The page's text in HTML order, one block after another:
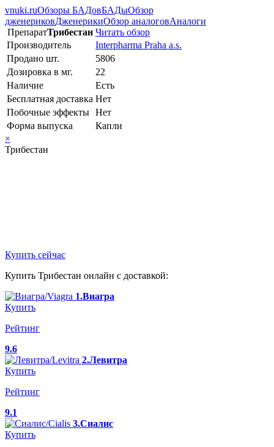
vnuki.ruОбзоры БАДовБАДыОбзор
дженериковДженерикиОбзор аналоговАналоги
ПрепаратТрибестан Читать обзор
Производитель
Interpharma Praha a.s.
Продано шт.
5806
Дозировка в мг.
22
Наличие
Есть
Бесплатная доставка Нет
Побочные эффекты Нет
Форма выпуска
Капли
×
Трибестан
Купить сейчас
Купить Трибестан онлайн с доставкой:
1.Виагра
Купить
Рейтинг
9.6
2.Левитра
Купить
Рейтинг
9.1
3.Сиалис
Купить